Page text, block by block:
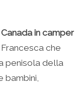
in camper
che
penisola della
bambini,